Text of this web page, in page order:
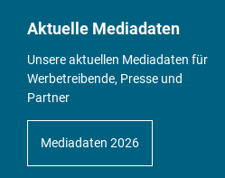
Aktuelle Mediadaten
Unsere aktuellen Mediadaten für
Werbetreibende, Presse und
Partner
Mediadaten 2026